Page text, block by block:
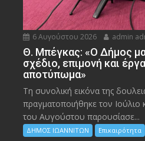
6 Αυγούστου 2026 admin
Θ. Μπέγκας: «Ο Δήμος
σχέδιο, επιμονή και
αποτύπωμα»
Τη συνολική εικόνα της
πραγματοποιήθηκε τον Ιούλιο
του Αυγούστου παρουσίασε...
ΔΗΜΟΣ ΙΩΑΝΝΙΤΩΝ Επικαιρότητα